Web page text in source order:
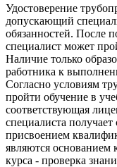
Удостоверение
допускающий
обязанностей. После
специалист может
Наличие только
работника к
Согласно условиям
пройти обучение в
соответствующая
специалиста получает
присвоением
являются основанием
курса - проверка